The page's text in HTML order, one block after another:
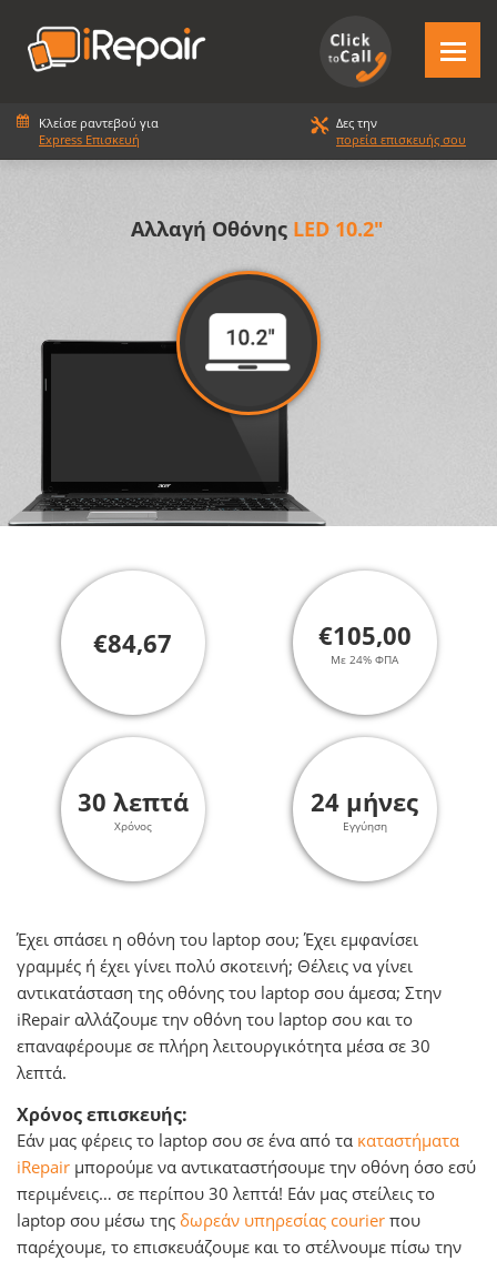
Κλείσε ραντεβού για
Express Επισκευή
Δες την
πορεία επισκευής σου
Αλλαγή Οθόνης LED 10.2"
€84,67 €105,00
Με 24% ΦΠΑ
30 λεπτά
Χρόνος
24 μήνες
Εγγύηση
Έχει σπάσει η οθόνη του laptop σου; Έχει εμφανίσει
γραμμές ή έχει γίνει πολύ σκοτεινή; Θέλεις να γίνει
αντικατάσταση της οθόνης του laptop σου άμεσα; Στην
iRepair αλλάζουμε την οθόνη του laptop σου και το
επαναφέρουμε σε πλήρη λειτουργικότητα μέσα σε 30
λεπτά.
Χρόνος επισκευής:
Εάν μας φέρεις το laptop σου σε ένα από τα καταστήματα
iRepair μπορούμε να αντικαταστήσουμε την οθόνη όσο εσύ
περιμένεις… σε περίπου 30 λεπτά! Εάν μας στείλεις το
laptop σου μέσω της δωρεάν υπηρεσίας courier που
παρέχουμε, το επισκευάζουμε και το στέλνουμε πίσω την